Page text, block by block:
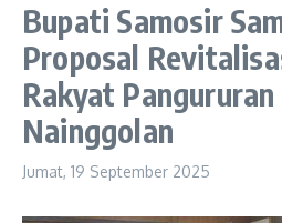
Bupati Samosir
Proposal
Rakyat Pangururan
Nainggolan
Jumat, 19 September 2025